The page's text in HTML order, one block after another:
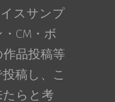
スサンプ
CM・ボ
品投稿等
稿し、こ
らと考